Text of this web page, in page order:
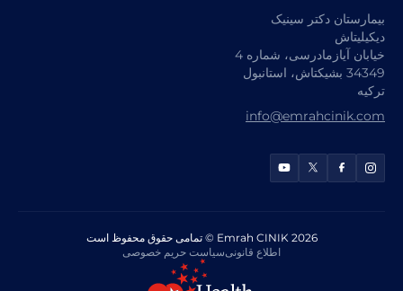
بیمارستان دکتر سینیک
دیکیلیتاش
خیابان آیازمادرسی، شماره 4
34349 بشیکتاش، استانبول
ترکیه
info@emrahcinik.com
Emrah CINIK 2026 © تمامی حقوق محفوظ است
اطلاع قانونیسیاست حریم خصوصی